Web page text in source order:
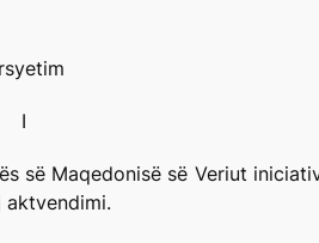
I
së Maqedonisë së Veriut
aktvendimi.